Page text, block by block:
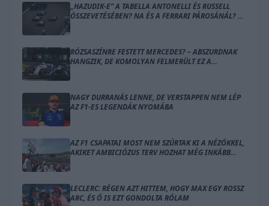
„HAZUDIK-E” A TABELLA ANTONELLI ÉS RUSSELL
ÖSSZEVETÉSÉBEN? NA ÉS A FERRARI PÁROSÁNÁL? –
RÓZSASZÍNRE FESTETT MERCEDES? – ABSZURDNAK
HANGZIK, DE KOMOLYAN FELMERÜLT EZ A
NAGY DURRANÁS LENNE, DE VERSTAPPEN NEM LÉP
AZ F1-ES LEGENDÁK NYOMÁBA
AZ F1 CSAPATAI MOST NEM SZÚRTAK KI A NÉZŐKKEL,
AKIKET AMBICIÓZUS TERV HOZHAT MÉG INKÁBB
LECLERC: RÉGEN AZT HITTEM, HOGY MAX EGY ROSSZ
ARC, ÉS Ő IS EZT GONDOLTA RÓLAM